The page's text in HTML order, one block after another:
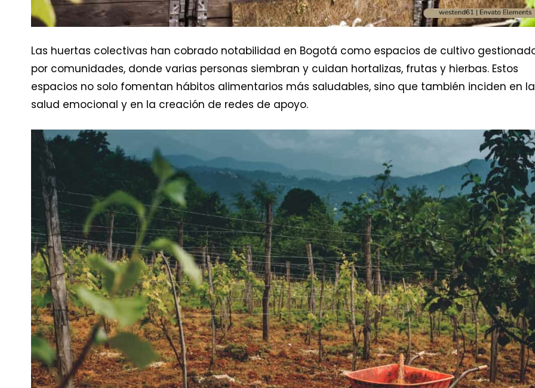
Las huertas colectivas han cobrado notabilidad en Bogotá como espacios de cultivo
por comunidades, donde varias personas siembran y cuidan hortalizas, frutas y hierbas. Estos
espacios no solo fomentan hábitos alimentarios más saludables, sino que también inciden en la
salud emocional y en la creación de redes de apoyo.